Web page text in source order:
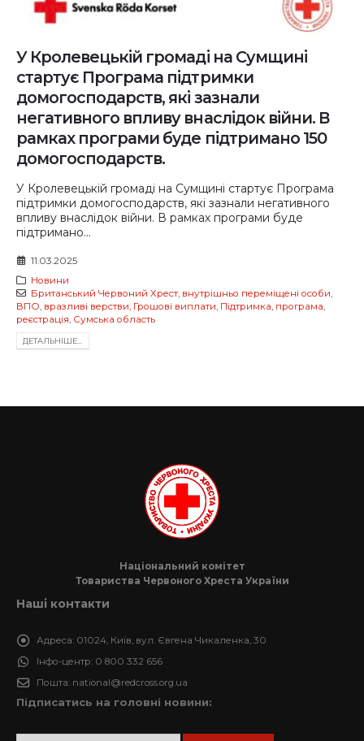
У Кролевецькій громаді на Сумщині
стартує Програма підтримки
домогосподарств, які зазнали
негативного впливу внаслідок війни. В
рамках програми буде підтримано 150
домогосподарств.
У Кролевецькій громаді на Сумщині стартує Програма
підтримки домогосподарств, які зазнали негативного
впливу внаслідок війни. В рамках програми буде
підтримано...
11.03.2025
Новини
Британський Червоний Хрест, внутрішньо переміщені особи,
ВПО, вразливі верстви, Грошові виплати, Підтримка, програма,
реєстрація, Сумська область
ДЕТАЛЬНIШЕ...
Національний комітет
Товариства Червоного Хреста України
Наші контакти
Адреса: 01024, Київ, вул. Євгена Чикаленка, 30
Інфо-центр: 0 800 332 656
Пошта: national@redcross.org.ua
Підписатись на головні новини: